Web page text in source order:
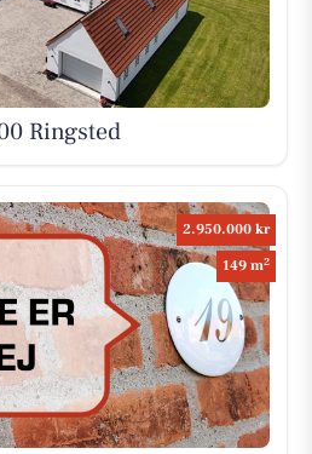
Ringsted
2.950.000 kr
149 m2